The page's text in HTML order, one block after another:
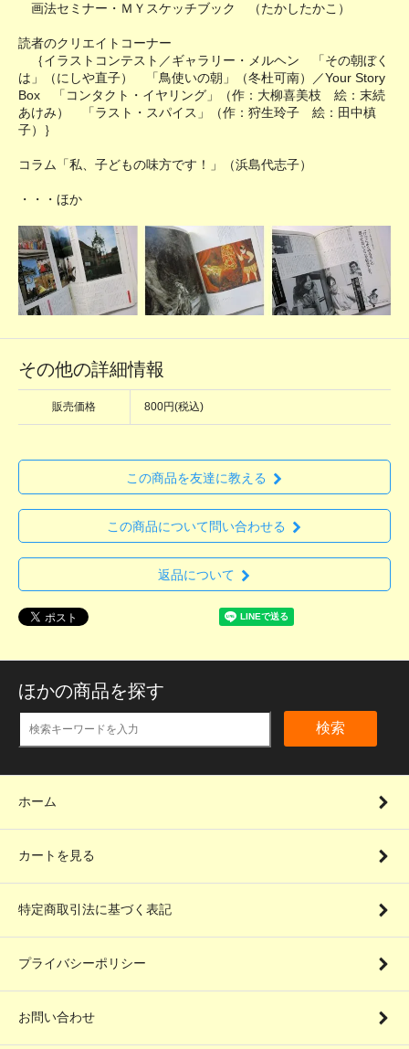
画法セミナー・ＭＹスケッチブック （たかしたかこ）
読者のクリエイトコーナー
｛イラストコンテスト／ギャラリー・メルヘン 「その朝ぼく
は」（にしや直子） 「鳥使いの朝」（冬杜可南）／Your Story
Box 「コンタクト・イヤリング」（作：大柳喜美枝 絵：末続
あけみ） 「ラスト・スパイス」（作：狩生玲子 絵：田中槙
子）｝
コラム「私、子どもの味方です！」（浜島代志子）
・・・ほか
その他の詳細情報
販売価格 800円(税込)
この商品を友達に教える
この商品について問い合わせる
返品について
ほかの商品を探す
検索
ホーム
カートを見る
特定商取引法に基づく表記
プライバシーポリシー
お問い合わせ